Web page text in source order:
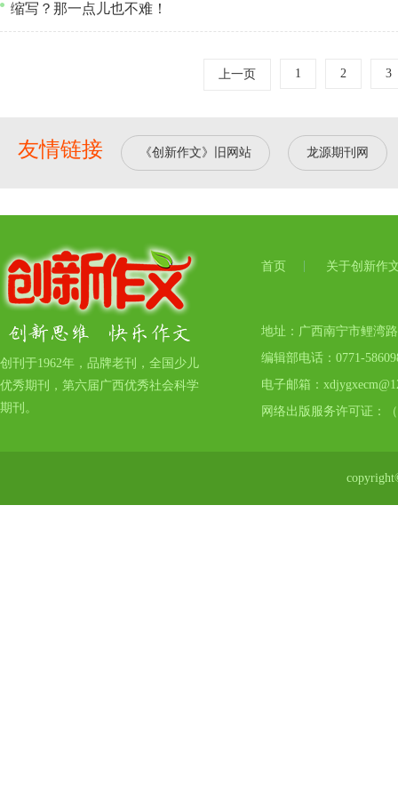
缩写？那一点儿也不难！
上一页 1 2 3
友情链接 《创新作文》旧网站 龙源期刊网
创刊于1962年，品牌老刊，全国少儿
优秀期刊，第六届广西优秀社会科学
期刊。
首页 关于创新作
地址：广西南宁市鲤湾
编辑部电话：0771-
电子邮箱：
网络出版服务许可证：